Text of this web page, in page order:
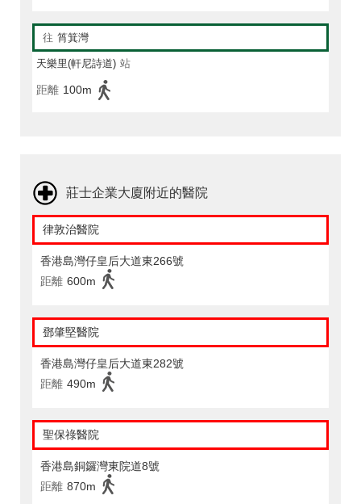
往 筲箕灣
天樂里(軒尼詩道) 站
距離 100m
莊士企業大廈附近的醫院
律敦治醫院
香港島灣仔皇后大道東266號
距離 600m
鄧肇堅醫院
香港島灣仔皇后大道東282號
距離 490m
聖保祿醫院
香港島銅鑼灣東院道8號
距離 870m